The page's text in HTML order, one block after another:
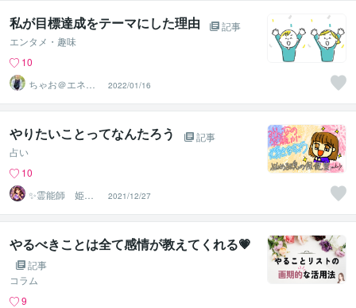
私が目標達成をテーマにした理由
記事
エンタメ・趣味
10
ちゃお＠エネル
ギー管理人
2022/01/16
やりたいことってなんたろう
記事
占い
10
✨霊能師 姫神✨
心を導く、守護
霊の通訳者
2021/12/27
やるべきことは全て感情が教えてくれる💗
記事
コラム
9